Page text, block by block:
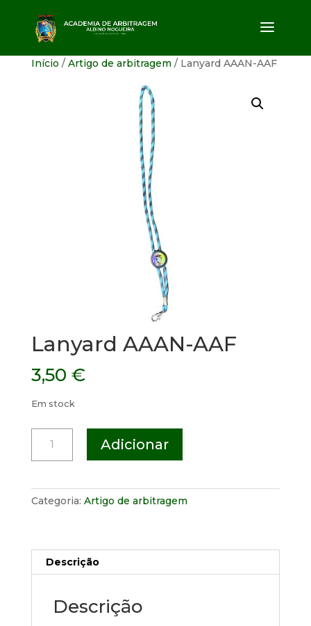
Início / Artigo de arbitragem / Lanyard AAAN-AAF
Lanyard AAAN-AAF
3,50 €
Em stock
AAF
Adicionar
Categoria: Artigo de arbitragem
Descrição
Descrição